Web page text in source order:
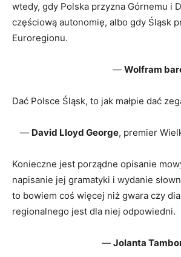
wtedy, gdy Polska przyzna Górnemu i
częściową autonomię, albo gdy Śląsk
Euroregionu.
— Wolfram
Dać Polsce Śląsk, to jak małpie dać
— David Lloyd George, premier
Konieczne jest porządne opisanie
napisanie jej gramatyki i wydanie
to bowiem coś więcej niż gwara czy
regionalnego jest dla niej odpowiedni.
— Jolanta